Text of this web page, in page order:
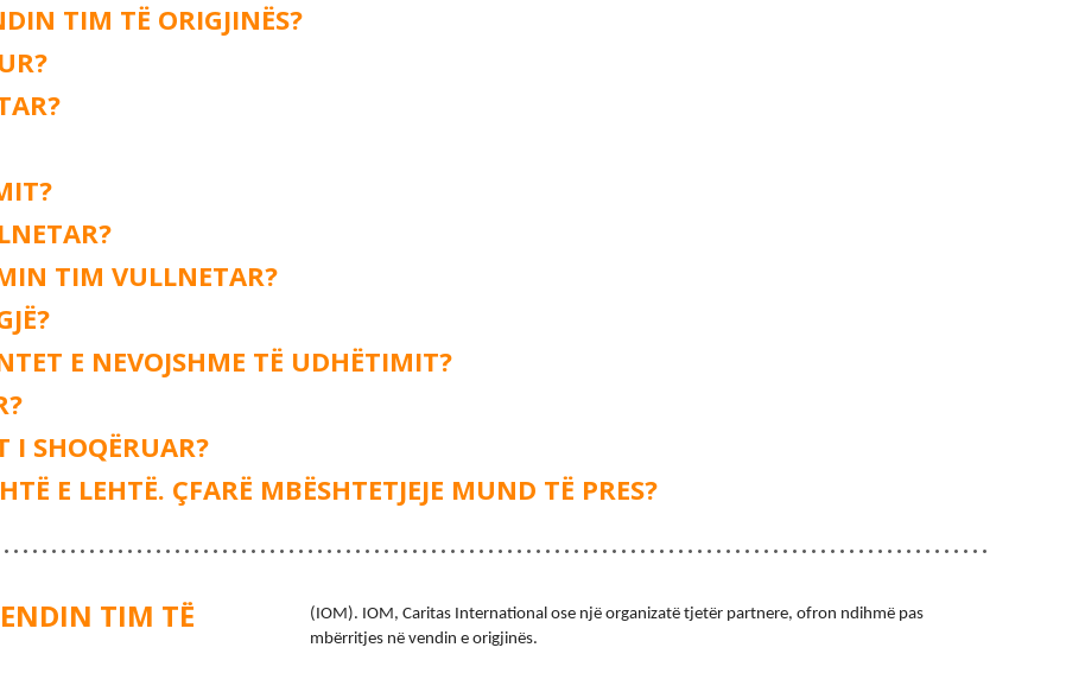
TIM TË ORIGJINËS?
TIM VULLNETAR?
E NEVOJSHME TË UDHËTIMIT?
I SHOQËRUAR?
E LEHTË. ÇFARË MBËSHTETJEJE MUND TË PRES?
TIM TË
(IOM). IOM, Caritas International ose një organizatë tjetër partnere, ofron ndihmë pas
mbërritjes në vendin e origjinës.